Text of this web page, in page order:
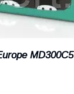
MD300C5